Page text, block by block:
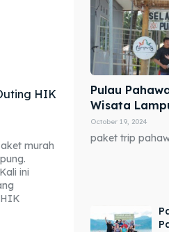
HIK
murah
ini
Pulau
Wisata
October 19, 2024
paket trip